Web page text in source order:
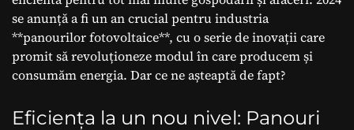
se anunță a fi un an crucial pentru industria
**panourilor fotovoltaice**, cu o serie de inovații care
promit să revoluționeze modul în care producem și
consumăm energia. Dar ce ne așteaptă de fapt?
Eficiența la un nou nivel: Panouri